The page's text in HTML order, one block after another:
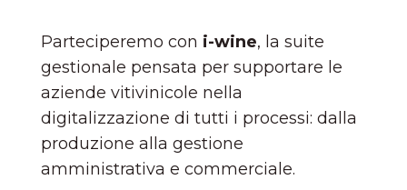
Parteciperemo con i-wine, la suite
gestionale pensata per supportare le
aziende vitivinicole nella
digitalizzazione di tutti i processi: dalla
produzione alla gestione
amministrativa e commerciale.